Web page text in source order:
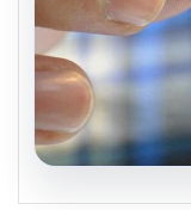
05.08.2026